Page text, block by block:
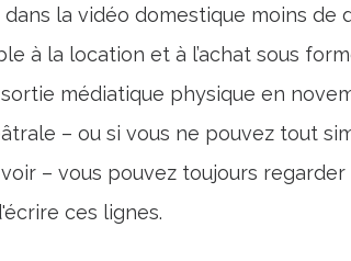
la vidéo domestique moins de
à la location et à l’achat sous
médiatique physique en
– ou si vous ne pouvez tout
– vous pouvez toujours regarder
ces lignes.